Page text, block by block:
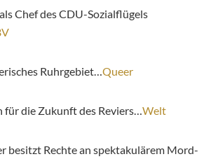
Chef des CDU-Sozialflügels
Ruhrgebiet…Queer
für die Zukunft des Reviers…Welt
besitzt Rechte an spektakulärem Mord-